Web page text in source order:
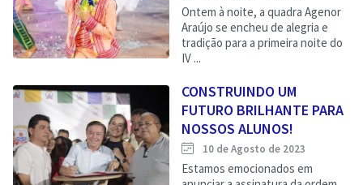
Ontem à noite, a quadra Agenor
Araújo se encheu de alegria e
tradição para a primeira noite do
IV ...
CONSTRUINDO UM
FUTURO BRILHANTE PARA
NOSSOS ALUNOS!
10 de Agosto de 2023
Estamos emocionados em